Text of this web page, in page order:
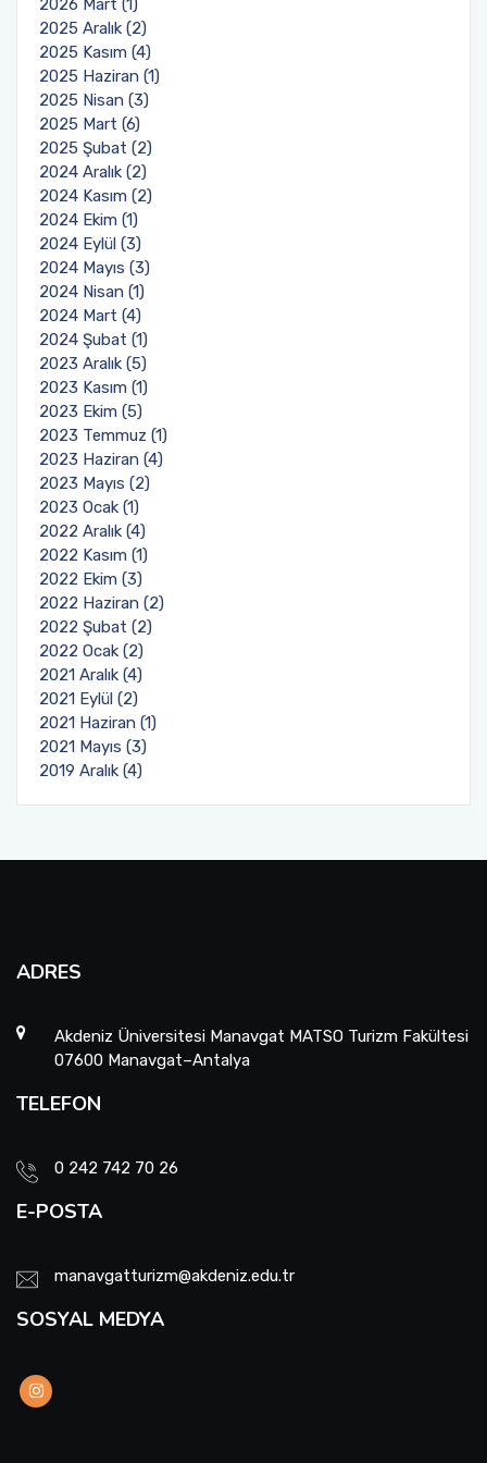
2026 Mart (1)
2025 Aralık (2)
2025 Kasım (4)
2025 Haziran (1)
2025 Nisan (3)
2025 Mart (6)
2025 Şubat (2)
2024 Aralık (2)
2024 Kasım (2)
2024 Ekim (1)
2024 Eylül (3)
2024 Mayıs (3)
2024 Nisan (1)
2024 Mart (4)
2024 Şubat (1)
2023 Aralık (5)
2023 Kasım (1)
2023 Ekim (5)
2023 Temmuz (1)
2023 Haziran (4)
2023 Mayıs (2)
2023 Ocak (1)
2022 Aralık (4)
2022 Kasım (1)
2022 Ekim (3)
2022 Haziran (2)
2022 Şubat (2)
2022 Ocak (2)
2021 Aralık (4)
2021 Eylül (2)
2021 Haziran (1)
2021 Mayıs (3)
2019 Aralık (4)
ADRES
Akdeniz Üniversitesi Manavgat MATSO Turizm Fakültesi
07600 Manavgat–Antalya
TELEFON
0 242 742 70 26
E-POSTA
manavgatturizm@akdeniz.edu.tr
SOSYAL MEDYA
Fakülte Kurulu
Danışma Kurulu
Mezun Komisyonu
YÖKAK Akreditasyon ve Kalite Koordinasyon
Birimi
Birim İç Değerlendirme Raporu
Stratejik Plan (2024-2026)
Organizasyon Şeması
Eğitim Öğretim Komisyonu
Burs ve Sosyal Hizmetler Komisyonu
Engelli Birim Yetkilisi
Uluslararası Değişim Koordinatörlükleri
Uluslararasılaşma Faaliyetleri